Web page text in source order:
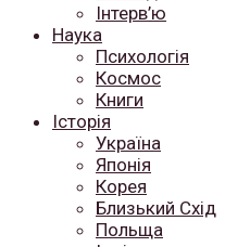
Інтерв’ю
Наука
Психологія
Космос
Книги
Історія
Україна
Японія
Корея
Близький Схід
Польща